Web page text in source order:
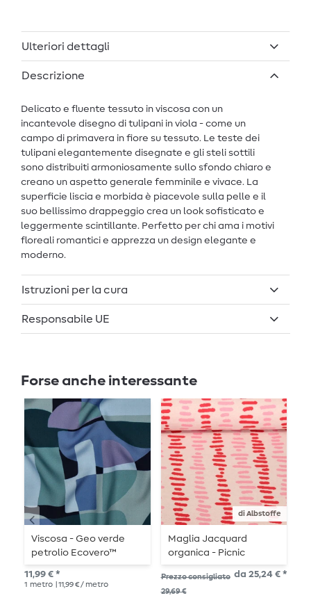
Ulteriori dettagli
Descrizione
Delicato e fluente tessuto in viscosa con un
incantevole disegno di tulipani in viola - come un
campo di primavera in fiore su tessuto. Le teste dei
tulipani elegantemente disegnate e gli steli sottili
sono distribuiti armoniosamente sullo sfondo chiaro e
creano un aspetto generale femminile e vivace. La
superficie liscia e morbida è piacevole sulla pelle e il
suo bellissimo drappeggio crea un look sofisticato e
leggermente scintillante. Perfetto per chi ama i motivi
floreali romantici e apprezza un design elegante e
moderno.
Istruzioni per la cura
Responsabile UE
Forse anche interessante
Viscosa - Geo verde
petrolio Ecovero™
11,99 € *
1 metro | 11,99 € / metro
di Albstoffe
Maglia Jacquard
organica - Picnic
Meadow Beige Red
Prezzo consigliato
29,69 €
da 25,24 € *